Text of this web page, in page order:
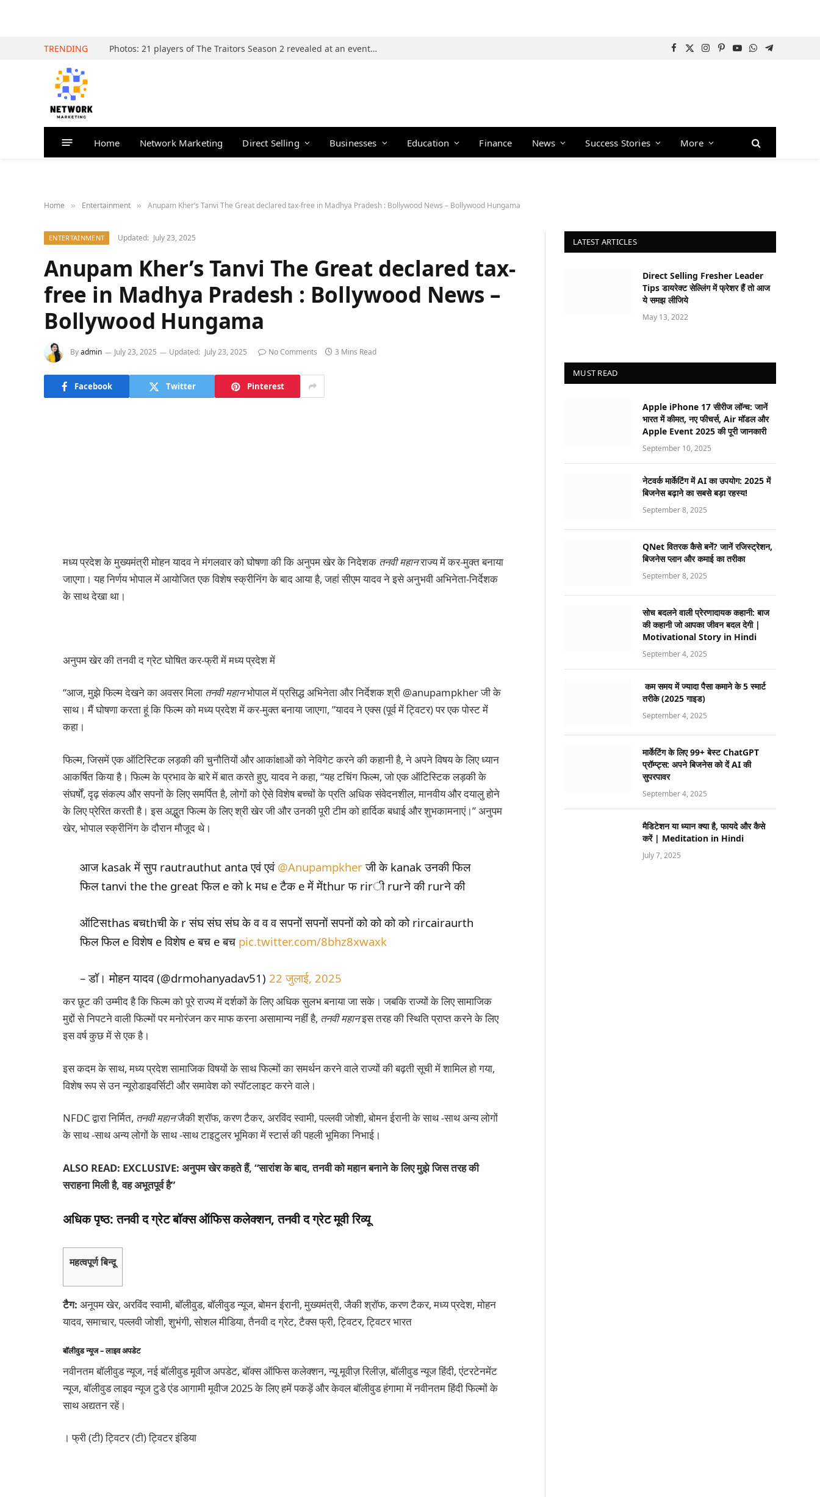
TRENDING Photos: 21 players of The Traitors Season 2 revealed at an event in Mumbai Facebook
X
Instagram
Pinterest
YouTube
WhatsApp
Telegram
Home Network Marketing Direct Selling Businesses Education Finance News Success Stories More
Home » Entertainment » Anupam Kher’s Tanvi The Great declared tax-free in Madhya Pradesh : Bollywood News – Bollywood Hungama
ENTERTAINMENT Updated: July 23, 2025
Anupam Kher’s Tanvi The Great declared tax-
free in Madhya Pradesh : Bollywood News –
Bollywood Hungama
Byadmin July 23, 2025 Updated: July 23, 2025 No Comments 3 Mins Read
Facebook Twitter Pinterest
मध्य प्रदेश के मुख्यमंत्री मोहन यादव ने मंगलवार को घोषणा की कि अनुपम खेर के निदेशक तनवी महानराज्य में कर-मुक्त बनाया
जाएगा। यह निर्णय भोपाल में आयोजित एक विशेष स्क्रीनिंग के बाद आया है, जहां सीएम यादव ने इसे अनुभवी अभिनेता-निर्देशक
के साथ देखा था।
अनुपम खेर की तनवी द ग्रेट घोषित कर-फ्री में मध्य प्रदेश में
“आज, मुझे फिल्म देखने का अवसर मिला तनवी महानभोपाल में प्रसिद्ध अभिनेता और निर्देशक श्री @anupampkher जी के
साथ। मैं घोषणा करता हूं कि फिल्म को मध्य प्रदेश में कर-मुक्त बनाया जाएगा, ”यादव ने एक्स (पूर्व में ट्विटर) पर एक पोस्ट में
कहा।
फिल्म, जिसमें एक ऑटिस्टिक लड़की की चुनौतियों और आकांक्षाओं को नेविगेट करने की कहानी है, ने अपने विषय के लिए ध्यान
आकर्षित किया है। फिल्म के प्रभाव के बारे में बात करते हुए, यादव ने कहा, “यह टचिंग फिल्म, जो एक ऑटिस्टिक लड़की के
संघर्षों, दृढ़ संकल्प और सपनों के लिए समर्पित है, लोगों को ऐसे विशेष बच्चों के प्रति अधिक संवेदनशील, मानवीय और दयालु होने
के लिए प्रेरित करती है। इस अद्भुत फिल्म के लिए श्री खेर जी और उनकी पूरी टीम को हार्दिक बधाई और शुभकामनाएं।” अनुपम
खेर, भोपाल स्क्रीनिंग के दौरान मौजूद थे।
आज kasak में सुप rautrauthut anta एवं एवं @Anupampkherजी के kanak उनकी फिल
फिल tanvi the the great फिल e को k मध e टैक e में मेंthur फ rirी rurने की rurने की
ऑटिसthas बचthची के r संघ संघ संघ के व व व सपनों सपनों सपनों को को को को rircairaurth
फिल फिल e विशेष e विशेष e बच e बच pic.twitter.com/8bhz8xwaxk
– डॉ। मोहन यादव (@drmohanyadav51) 22 जुलाई, 2025
कर छूट की उम्मीद है कि फिल्म को पूरे राज्य में दर्शकों के लिए अधिक सुलभ बनाया जा सके। जबकि राज्यों के लिए सामाजिक
मुद्दों से निपटने वाली फिल्मों पर मनोरंजन कर माफ करना असामान्य नहीं है, तनवी महानइस तरह की स्थिति प्राप्त करने के लिए
इस वर्ष कुछ में से एक है।
इस कदम के साथ, मध्य प्रदेश सामाजिक विषयों के साथ फिल्मों का समर्थन करने वाले राज्यों की बढ़ती सूची में शामिल हो गया,
विशेष रूप से उन न्यूरोडाइवर्सिटी और समावेश को स्पॉटलाइट करने वाले।
NFDC द्वारा निर्मित, तनवी महानजैकी श्रॉफ, करण टैकर, अरविंद स्वामी, पल्लवी जोशी, बोमन ईरानी के साथ -साथ अन्य लोगों
के साथ -साथ अन्य लोगों के साथ -साथ टाइटुलर भूमिका में स्टार्स की पहली भूमिका निभाई।
ALSO READ: EXCLUSIVE: अनुपम खेर कहते हैं, “सारांश के बाद, तनवी को महान बनाने के लिए मुझे जिस तरह की
सराहना मिली है, वह अभूतपूर्व है”
अधिक पृष्ठ: तनवी द ग्रेट बॉक्स ऑफिस कलेक्शन, तनवी द ग्रेट मूवी रिव्यू
महत्वपूर्ण बिन्दू
टैग: अनूपम खेर, अरविंद स्वामी, बॉलीवुड, बॉलीवुड न्यूज, बोमन ईरानी, मुख्यमंत्री, जैकी श्रॉफ, करण टैकर, मध्य प्रदेश, मोहन
यादव, समाचार, पल्लवी जोशी, शुभंगी, सोशल मीडिया, तैनवी द ग्रेट, टैक्स फ्री, ट्विटर, ट्विटर भारत
बॉलीवुड न्यूज – लाइव अपडेट
नवीनतम बॉलीवुड न्यूज, नई बॉलीवुड मूवीज अपडेट, बॉक्स ऑफिस कलेक्शन, न्यू मूवीज़ रिलीज़, बॉलीवुड न्यूज हिंदी, एंटरटेनमेंट
न्यूज, बॉलीवुड लाइव न्यूज टुडे एंड आगामी मूवीज 2025 के लिए हमें पकड़ें और केवल बॉलीवुड हंगामा में नवीनतम हिंदी फिल्मों के
साथ अद्यतन रहें।
। फ्री (टी) ट्विटर (टी) ट्विटर इंडिया
LATEST ARTICLES
Direct Selling Fresher Leader
Tips डायरेक्ट सेल्लिंग में फ्रेशर हैं तो आज
ये समझ लीजिये
May 13, 2022
MUST READ
Apple iPhone 17 सीरीज लॉन्च: जानें
भारत में कीमत, नए फीचर्स, Air मॉडल और
Apple Event 2025 की पूरी जानकारी
September 10, 2025
नेटवर्क मार्केटिंग में AI का उपयोग: 2025 में
बिजनेस बढ़ाने का सबसे बड़ा रहस्य!
September 8, 2025
QNet वितरक कैसे बनें? जानें रजिस्ट्रेशन,
बिजनेस प्लान और कमाई का तरीका
September 8, 2025
सोच बदलने वाली प्रेरणादायक कहानी: बाज
की कहानी जो आपका जीवन बदल देगी |
Motivational Story in Hindi
September 4, 2025
कम समय में ज्यादा पैसा कमाने के 5 स्मार्ट
तरीके (2025 गाइड)
September 4, 2025
मार्केटिंग के लिए 99+ बेस्ट ChatGPT
प्रॉम्प्ट्स: अपने बिजनेस को दें AI की
सुपरपावर
September 4, 2025
मैडिटेशन या ध्यान क्या है, फायदे और कैसे
करें | Meditation in Hindi
July 7, 2025